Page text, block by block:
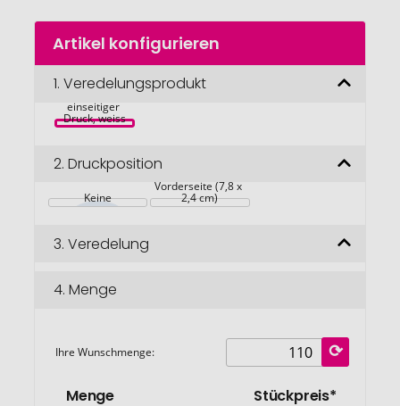
Zum
Anfang
Bildgalerie
Artikel konfigurieren
1. Veredelungsprodukt
einseitiger
Druck, weiss
2. Druckposition
Keine
Vorderseite (7,8 x
2,4 cm)
3. Veredelung
4. Menge
Ihre Wunschmenge:
Menge
Stückpreis*